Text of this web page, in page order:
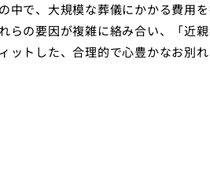
中で、大規模な葬儀にかかる費用
らの要因が複雑に絡み合い、「近
ットした、合理的で心豊かなお別